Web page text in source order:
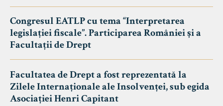
Congresul EATLP cu tema “Interpretarea
legislației fiscale”. Participarea României și a
Facultații de Drept
Facultatea de Drept a fost reprezentată la
Zilele Internaționale ale Insolvenței, sub egida
Asociației Henri Capitant